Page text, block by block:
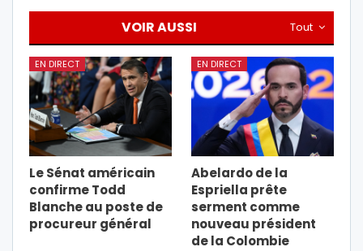
Tout
VOIR AUSSI
EN DIRECT
Le Sénat américain
confirme Todd
Blanche au poste de
procureur général
EN DIRECT
Abelardo de la
Espriella prête
serment comme
nouveau président
de la Colombie